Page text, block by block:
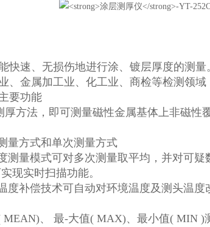
快速、无损伤地进行涂、镀层厚度的测
、金属加工业、化工业、商检等检测领域
要功能
方法，即可测量磁性金属基体上非磁性
量方式和单次测量方式
测量模式可对多次测量取平均，并对可
现实时扫描功能。
度补偿技术可自动对环境温度及测头温
、 最-大值( MAX)、最小值( MIN )